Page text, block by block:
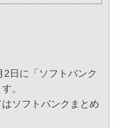
2日に「ソフトバンク
。
ソフトバンクまとめ